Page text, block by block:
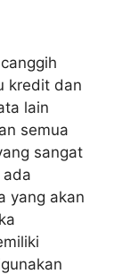
kredit dan
lain
semua
sangat
yang akan